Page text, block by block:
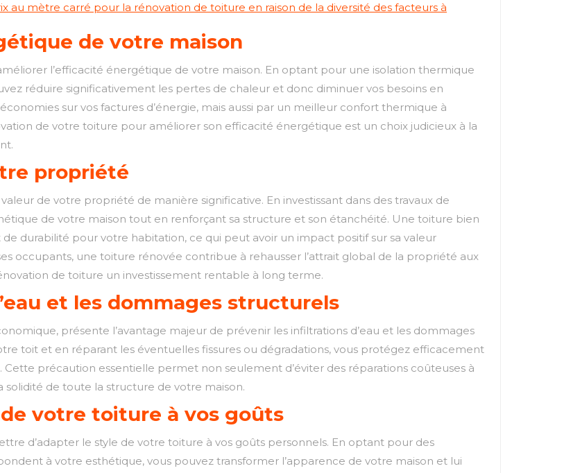
au mètre carré pour la rénovation de toiture en raison de la diversité des facteurs à
de votre maison
l’efficacité énergétique de votre maison. En optant pour une isolation thermique
réduire significativement les pertes de chaleur et donc diminuer vos besoins en
sur vos factures d’énergie, mais aussi par un meilleur confort thermique à
de votre toiture pour améliorer son efficacité énergétique est un choix judicieux à la
propriété
de votre propriété de manière significative. En investissant dans des travaux de
de votre maison tout en renforçant sa structure et son étanchéité. Une toiture bien
durabilité pour votre habitation, ce qui peut avoir un impact positif sur sa valeur
occupants, une toiture rénovée contribue à rehausser l’attrait global de la propriété aux
de toiture un investissement rentable à long terme.
et les dommages structurels
présente l’avantage majeur de prévenir les infiltrations d’eau et les dommages
toit et en réparant les éventuelles fissures ou dégradations, vous protégez efficacement
Cette précaution essentielle permet non seulement d’éviter des réparations coûteuses à
solidité de toute la structure de votre maison.
votre toiture à vos goûts
d’adapter le style de votre toiture à vos goûts personnels. En optant pour des
à votre esthétique, vous pouvez transformer l’apparence de votre maison et lui